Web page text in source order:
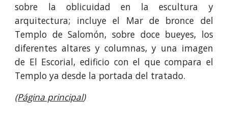
sobre la oblicuidad en la escultura y
arquitectura; incluye el Mar de bronce del
Templo de Salomón, sobre doce bueyes, los
diferentes altares y columnas, y una imagen
de El Escorial, edificio con el que compara el
Templo ya desde la portada del tratado.
(Página principal)